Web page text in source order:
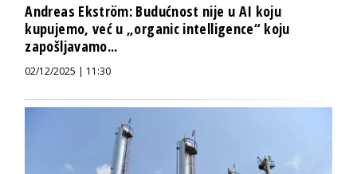
Andreas Ekström: Budućnost nije u AI koju
kupujemo, već u „organic intelligence“ koju
zapošljavamo...
02/12/2025 | 11:30